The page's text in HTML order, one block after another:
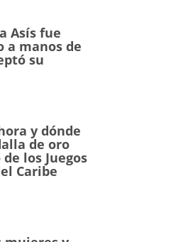
Asís fue
manos de
su
y dónde
de oro
los Juegos
Caribe